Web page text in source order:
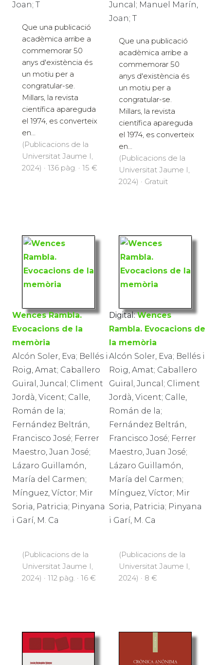
Joan; T
Que una publicació
acadèmica arribe a
commemorar 50
anys d'existència és
un motiu per a
congratular-se.
Millars, la revista
científica apareguda
el 1974, es converteix
en...
(Publicacions de la
Universitat Jaume I,
2024) · 136 pàg. · 15 €
Juncal; Manuel Marín,
Joan; T
Que una publicació
acadèmica arribe a
commemorar 50
anys d'existència és
un motiu per a
congratular-se.
Millars, la revista
científica apareguda
el 1974, es converteix
en...
(Publicacions de la
Universitat Jaume I,
2024) · Gratuït
Wences Rambla.
Evocacions de la
memòria
Alcón Soler, Eva; Bellés i
Roig, Amat; Caballero
Guiral, Juncal; Climent
Jordà, Vicent; Calle,
Román de la;
Fernández Beltrán,
Francisco José; Ferrer
Maestro, Juan José;
Lázaro Guillamón,
María del Carmen;
Mínguez, Víctor; Mir
Soria, Patricia; Pinyana
i Garí, M. Ca
(Publicacions de la
Universitat Jaume I,
2024) · 112 pàg. · 16 €
Digital: Wences
Rambla. Evocacions de
la memòria
Alcón Soler, Eva; Bellés i
Roig, Amat; Caballero
Guiral, Juncal; Climent
Jordà, Vicent; Calle,
Román de la;
Fernández Beltrán,
Francisco José; Ferrer
Maestro, Juan José;
Lázaro Guillamón,
María del Carmen;
Mínguez, Víctor; Mir
Soria, Patricia; Pinyana
i Garí, M. Ca
(Publicacions de la
Universitat Jaume I,
2024) · 8 €